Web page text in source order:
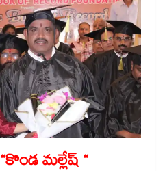
మల్లేష్ “